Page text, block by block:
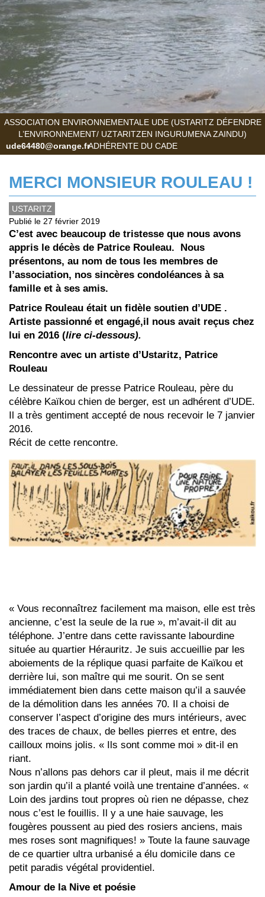
ASSOCIATION ENVIRONNEMENTALE UDE (USTARITZ DÉFENDRE
L’ENVIRONNEMENT/ UZTARITZEN INGURUMENA ZAINDU)
ADHÉRENTE DU CADE
ude64480@orange.fr
MERCI MONSIEUR ROULEAU !
USTARITZ
Publié le 27 février 2019
C’est avec beaucoup de tristesse que nous avons
appris le décès de Patrice Rouleau.
Nous
présentons, au nom de tous les membres de
l’association, nos sincères condoléances à sa
famille et à ses amis.
Patrice Rouleau était un fidèle soutien d’UDE .
Artiste passionné et engagé,il nous avait reçus chez
lui en 2016 (lire ci-dessous).
Rencontre avec un artiste d’Ustaritz, Patrice
Rouleau
Le dessinateur de presse Patrice Rouleau, père du
célèbre Kaïkou chien de berger, est un adhérent d’UDE.
Il a très gentiment accepté de nous recevoir le 7 janvier
2016.
Récit de cette rencontre.
« Vous reconnaîtrez facilement ma maison, elle est très
ancienne, c’est la seule de la rue », m’avait-il dit au
téléphone. J’entre dans cette ravissante labourdine
située au quartier Hérauritz. Je suis accueillie par les
aboiements de la réplique quasi parfaite de Kaïkou et
derrière lui, son maître qui me sourit. On se sent
immédiatement bien dans cette maison qu’il a sauvée
de la démolition dans les années 70. Il a choisi de
conserver l’aspect d’origine des murs intérieurs, avec
des traces de chaux, de belles pierres et entre, des
cailloux moins jolis. « Ils sont comme moi » dit-il en
riant.
Nous n’allons pas dehors car il pleut, mais il me décrit
son jardin qu’il a planté voilà une trentaine d’années. «
Loin des jardins tout propres où rien ne dépasse, chez
nous c’est le fouillis. Il y a une haie sauvage, les
fougères poussent au pied des rosiers anciens, mais
mes roses sont magnifiques! » Toute la faune sauvage
de ce quartier ultra urbanisé a élu domicile dans ce
petit paradis végétal providentiel.
Amour de la Nive et poésie